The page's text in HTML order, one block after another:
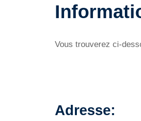
Vous trouverez ci-
Adresse: